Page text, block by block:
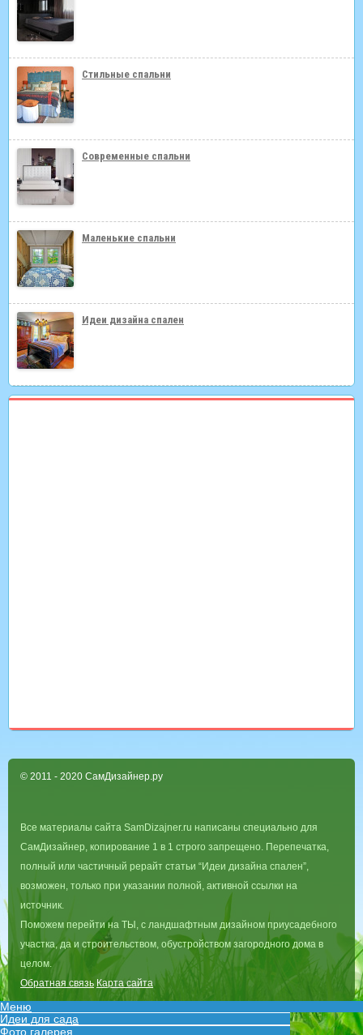
Стильные спальни
Современные спальни
Маленькие спальни
Идеи дизайна спален
© 2011 - 2020 СамДизайнер.ру
Все материалы сайта SamDizajner.ru написаны специально для
СамДизайнер, копирование 1 в 1 строго запрещено. Перепечатка,
полный или частичный рерайт статьи “Идеи дизайна спален”,
возможен, только при указании полной, активной ссылки на
источник.
Поможем перейти на ТЫ, с ландшафтным дизайном приусадебного
участка, да и строительством, обустройством загородного дома в
целом.
Обратная связь Карта сайта
Меню
Идеи для сада
Фото галерея